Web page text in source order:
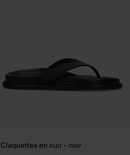
Claquettes en cuir - noir